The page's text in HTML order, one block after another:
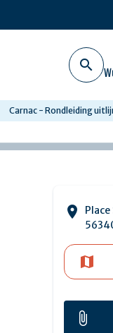
Carnac - Rondleiding